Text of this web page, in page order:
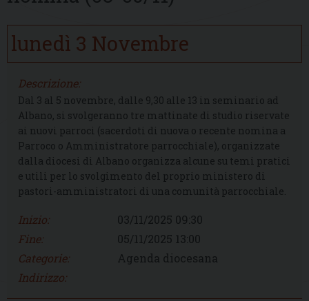
lunedì 3 Novembre
Descrizione:
Dal 3 al 5 novembre, dalle 9,30 alle 13 in seminario ad
Albano, si svolgeranno tre mattinate di studio riservate
ai nuovi parroci (sacerdoti di nuova o recente nomina a
Parroco o Amministratore parrocchiale), organizzate
dalla diocesi di Albano organizza alcune su temi pratici
e utili per lo svolgimento del proprio ministero di
pastori-amministratori di una comunità parrocchiale.
Inizio:
03/11/2025 09:30
Fine:
05/11/2025 13:00
Categorie:
Agenda diocesana
Indirizzo: